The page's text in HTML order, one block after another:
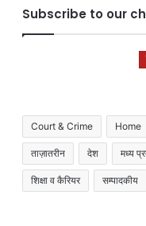
Subscribe to our
Court & Crime Home
ताज़ातरीन देश मध्य
शिक्षा व कैरियर सम्पादकीय